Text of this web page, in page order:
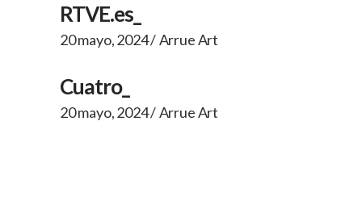
RTVE.es_
20 mayo, 2024 Arrue Art
Cuatro_
20 mayo, 2024 Arrue Art